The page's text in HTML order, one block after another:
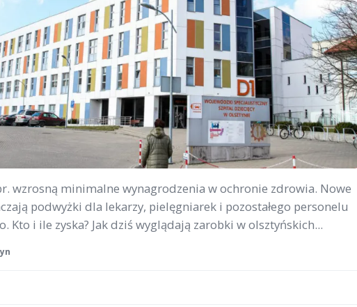
wzrosną minimalne wynagrodzenia w ochronie zdrowia. Nowe
podwyżki dla lekarzy, pielęgniarek i pozostałego personelu
Kto i ile zyska? Jak dziś wyglądają zarobki w olsztyńskich...